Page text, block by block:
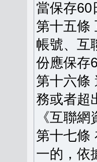
當保存60
第十五條
帳號、互
份應保存
第十六條
務或者超
《互聯
第十七條
一的，依